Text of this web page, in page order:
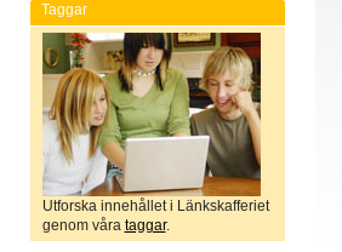
Taggar
Utforska innehållet i Länkskafferiet
genom våra taggar.